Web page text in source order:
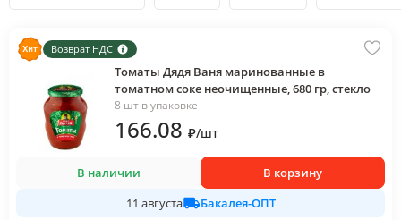
Возврат НДС
Томаты Дядя Ваня маринованные в
томатном соке неочищенные, 680 гр, стекло
8 шт в упаковке
166.08 ₽/шт
В наличии
В корзину
11 августа
Бакалея-ОПТ